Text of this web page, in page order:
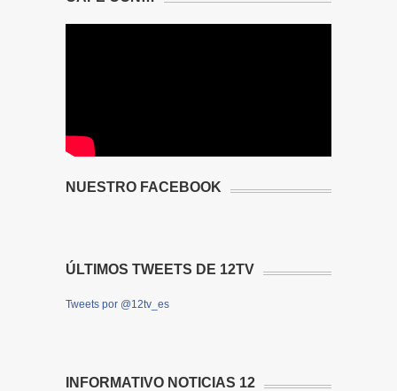
NUESTRO FACEBOOK
ÚLTIMOS TWEETS DE 12TV
Tweets por @12tv_es
INFORMATIVO NOTICIAS 12